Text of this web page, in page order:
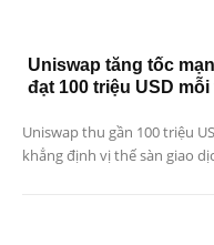
Uniswap tăng tốc
đạt 100 triệu USD
Uniswap thu gần 100 triệu
khẳng định vị thế sàn giao